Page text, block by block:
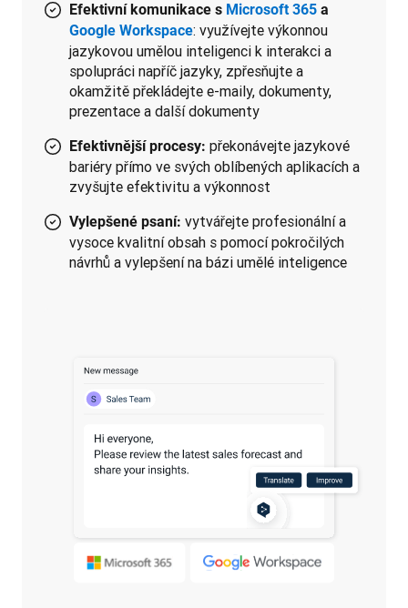
Efektivní komunikace s Microsoft 365 a
Google Workspace: využívejte výkonnou
jazykovou umělou inteligenci k interakci a
spolupráci napříč jazyky, zpřesňujte a
okamžitě překládejte e-maily, dokumenty,
prezentace a další dokumenty
Efektivnější procesy: překonávejte jazykové
bariéry přímo ve svých oblíbených aplikacích a
zvyšujte efektivitu a výkonnost
Vylepšené psaní: vytvářejte profesionální a
vysoce kvalitní obsah s pomocí pokročilých
návrhů a vylepšení na bázi umělé inteligence